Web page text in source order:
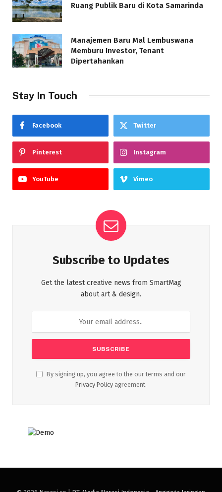
Ruang Publik Baru di Kota Samarinda
Manajemen Baru Mal Lembuswana
Memburu Investor, Tenant
Dipertahankan
Stay In Touch
Facebook Twitter
Pinterest Instagram
YouTube Vimeo
Subscribe to Updates
Get the latest creative news from SmartMag
about art & design.
By signing up, you agree to the our terms and our
Privacy Policy agreement.